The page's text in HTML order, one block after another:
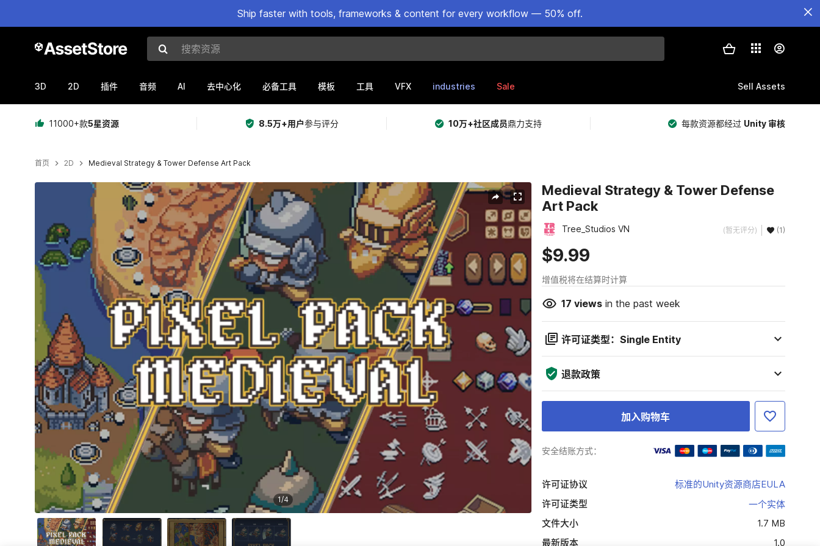
Ship faster with tools, frameworks & content for every workflow — 50% off.
搜索资源
3D 2D 插件 音频 AI 去中心化 必备工具 模板 工具 VFX industries Sale Sell Assets
11000+款5星资源 8.5万+用户参与评分 10万+社区成员鼎力支持 每款资源都经过 Unity 审核
首页 2D Medieval Strategy & Tower Defense Art Pack
当前幻灯片：1 / 4
1/4
Medieval Strategy & Tower Defense
Art Pack
Tree_Studios VN (暂无评分) (1)
$9.99
增值税将在结算时计算
17 viewsin the past week
许可证类型：Single Entity
退款政策
加入购物车
安全结账方式：
许可证协议
标准的Unity资源商店EULA
许可证类型
一个实体
文件大小
1.7 MB
最新版本
1.0